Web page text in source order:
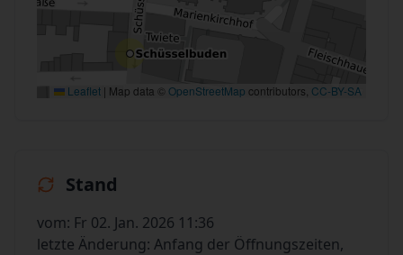
Leaflet | Map data © OpenStreetMap contributors, CC-BY-SA
Stand
vom: Fr 02. Jan. 2026 11:36
letzte Änderung: Anfang der Öffnungszeiten,